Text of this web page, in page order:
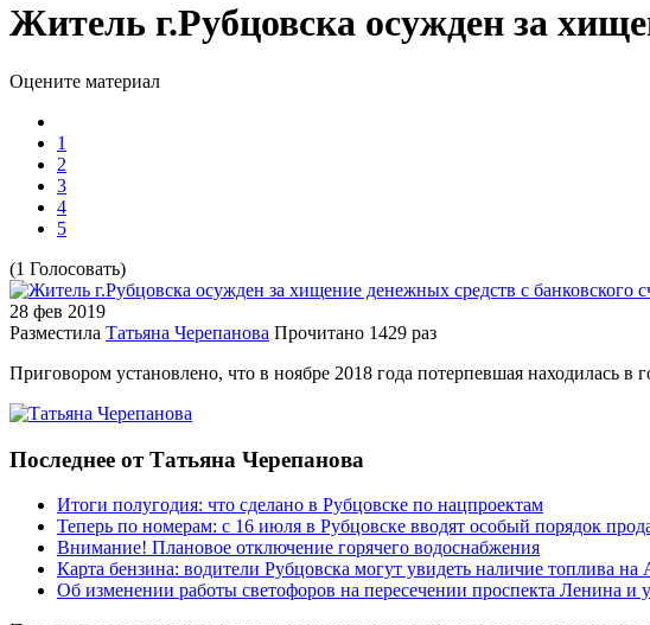
Житель г.Рубцовска осужден за
Оцените материал
1
2
3
4
5
(1 Голосовать)
28 фев 2019
Разместила Татьяна Черепанова Прочитано 1429 раз
Приговором установлено, что в ноябре 2018 года потерпевшая находилась в
Последнее от Татьяна Черепанова
Итоги полугодия: что сделано в Рубцовске по нацпроектам
Теперь по номерам: с 16 июля в Рубцовске вводят особый порядок
Внимание! Плановое отключение горячего водоснабжения
Карта бензина: водители Рубцовска могут увидеть наличие топлива
Об изменении работы светофоров на пересечении проспекта Ленина и